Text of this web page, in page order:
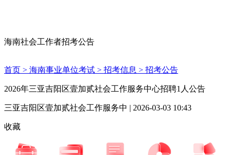
海南社会工作者招考公告
首页 > 海南事业单位考试 > 招考信息 > 招考公告
2026年三亚吉阳区壹加贰社会工作服务中心招聘1人公告
三亚吉阳区壹加贰社会工作服务中 | 2026-03-03 10:43
收藏